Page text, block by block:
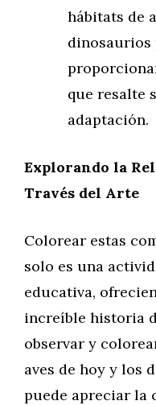
hábitats de
dinosaurios
que resalte
adaptación.
Explorando la
Través del Arte
Colorear estas
solo es una
educativa,
increíble historia
observar y
aves de hoy y los
puede apreciar la